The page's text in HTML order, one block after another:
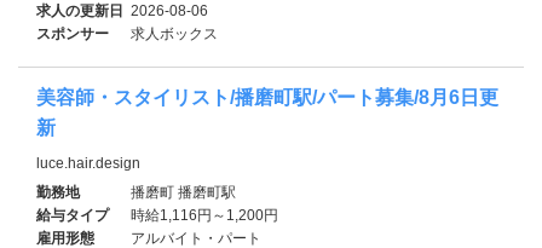
求人の更新日 2026-08-06
スポンサー
求人ボックス
美容師・スタイリスト/播磨町駅/パート募集/8月6日更
新
luce.hair.design
勤務地
播磨町 播磨町駅
給与タイプ
時給1,116円～1,200円
雇用形態
アルバイト・パート